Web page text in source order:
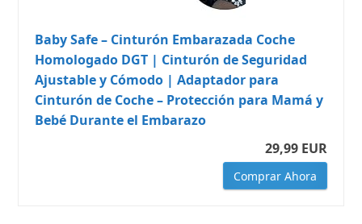
Baby Safe – Cinturón Embarazada Coche
Homologado DGT | Cinturón de Seguridad
Ajustable y Cómodo | Adaptador para
Cinturón de Coche – Protección para Mamá y
Bebé Durante el Embarazo
29,99 EUR
Comprar Ahora